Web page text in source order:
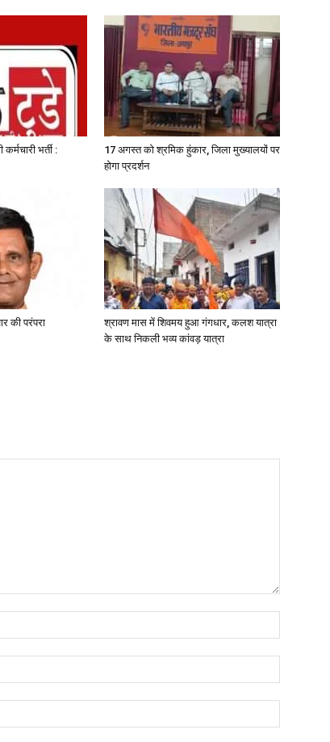
भर्ती :
17 अगस्त को श्रमिक हुंकार, जिला मुख्यालयों पर
होगा प्रदर्शन
की परंपरा
श्रावण मास में शिवमय हुआ गंगधार, कलश यात्रा
के साथ निकली भव्य कांवड़ यात्रा